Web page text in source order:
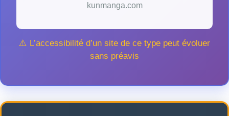
kunmanga.com
⚠️ L’accessibilité d’un site de ce type peut évoluer
sans préavis